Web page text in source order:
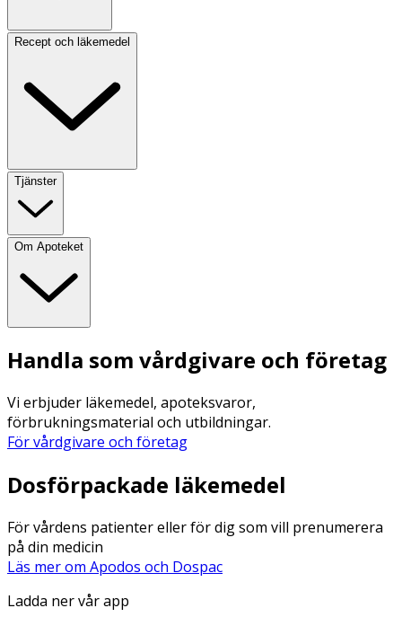
Recept och läkemedel
Tjänster
Om Apoteket
Handla som vårdgivare och företag
Vi erbjuder läkemedel, apoteksvaror,
förbrukningsmaterial och utbildningar.
För vårdgivare och företag
Dosförpackade läkemedel
För vårdens patienter eller för dig som vill prenumerera
på din medicin
Läs mer om Apodos och Dospac
Ladda ner vår app